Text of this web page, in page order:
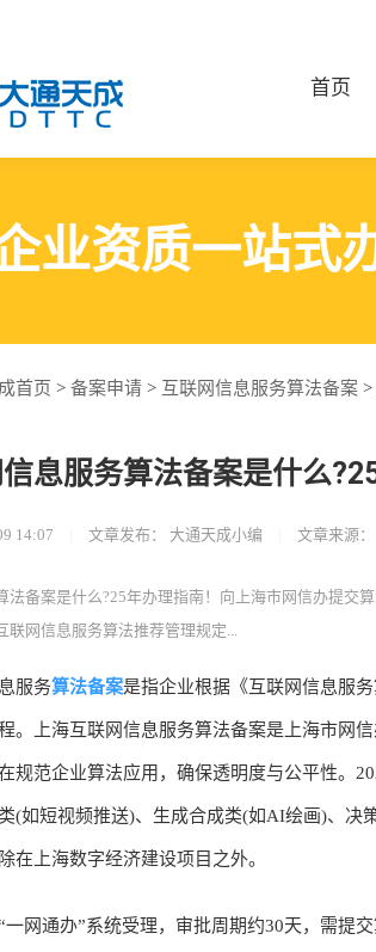
首页
业资质一站式
首页 > 备案申请 > 互联网信息服务算法备案
息服务算法备案是什么
14:07 文章发布： 大通天成小编 文章来源：
法备案是什么?25年办理指南！向上海市网信办提
联网信息服务算法推荐管理规定...
服务算法备案是指企业根据《互联网信息服
。上海互联网信息服务算法备案是上海市网
规范企业算法应用，确保透明度与公平性。
(如短视频推送)、生成合成类(如AI绘画)、决
在上海数字经济建设项目之外。
通办”系统受理，审批周期约30天，需提